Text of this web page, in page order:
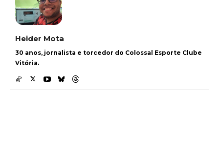
Heider Mota
30 anos, jornalista e torcedor do Colossal Esporte Clube
Vitória.